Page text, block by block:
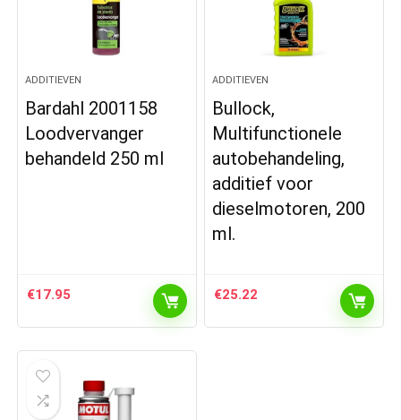
ADDITIEVEN
Bardahl 2001158
Loodvervanger
behandeld 250 ml
€17.95
ADDITIEVEN
Bullock,
Multifunctionele
autobehandeling,
additief voor
dieselmotoren, 200
ml.
€25.22